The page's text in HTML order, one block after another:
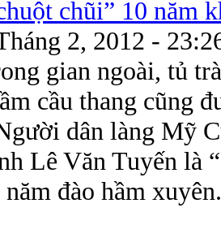
chũi” 10 năm
2, 2012 -
gian ngoài, tủ
cầu thang cũng
dân làng Mỹ
Lê Văn Tuyến là
đào hầm